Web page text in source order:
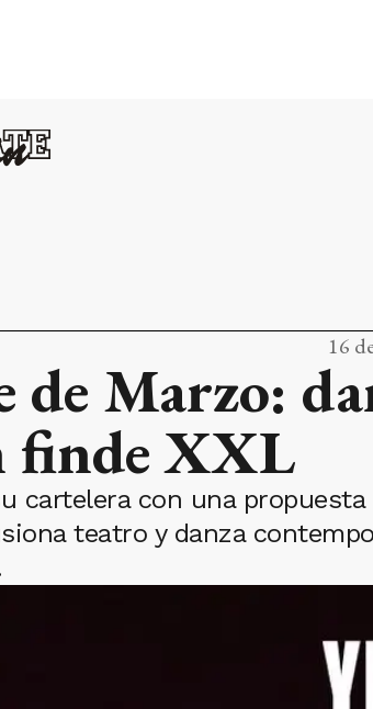
16
de Marzo:
finde XXL
cartelera con una
teatro y danza